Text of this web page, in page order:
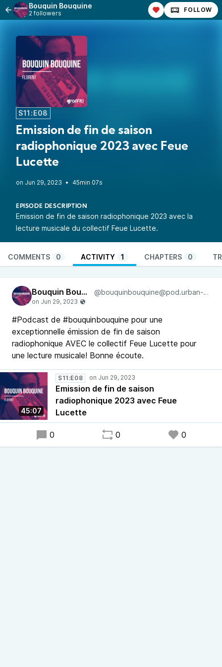
Bouquin Bouquine
2 followers FOLLOW
S11:E08
Emission de fin de saison
radiophonique 2023 avec Feue
Lucette
• 45min 07s
EPISODE DESCRIPTION
Emission de fin de saison radiophonique 2023 avec la
lecture musicale du collectif Feue Lucette.
COMMENTS 0 ACTIVITY 1 CHAPTERS 0
Bouquin Bouquine @bouquinbouquine@pod.urban-radio.com
#Podcast de #bouquinbouquine pour une
exceptionnelle émission de fin de saison
radiophonique AVEC le collectif Feue Lucette pour
une lecture musicale! Bonne écoute.
45:07
S11:E08
Emission de fin de saison
radiophonique 2023 avec Feue
Lucette
0 0 0